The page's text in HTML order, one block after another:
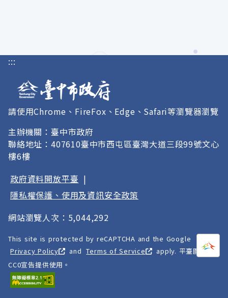
打開
:::
請使用Chrome、FireFox、Edge、Safari等瀏覽器瀏覽
主辦機關：臺中市政府
聯絡地址：407610臺中市西屯區臺灣大道三段99號文心
樓6樓
政府資料開放平臺 |
隱私權保護、使用及資訊安全政策
網站瀏覽人次：5,044,292
This site is protected by reCAPTCHA and the Google
Privacy Policy
and Terms of Service
apply. 平臺圖像以
CC0宣告提供使用。